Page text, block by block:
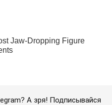
А зря! Подписывайся